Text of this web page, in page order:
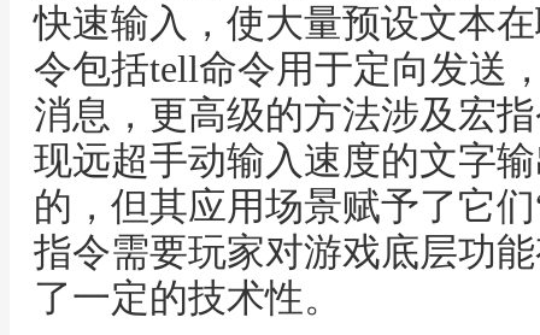
快速输入，使大量预设文本
令包括tell命令用于定向发送
消息，更高级的方法涉及宏
现远超手动输入速度的文字
的，但其应用场景赋予了它
指令需要玩家对游戏底层功
了一定的技术性。